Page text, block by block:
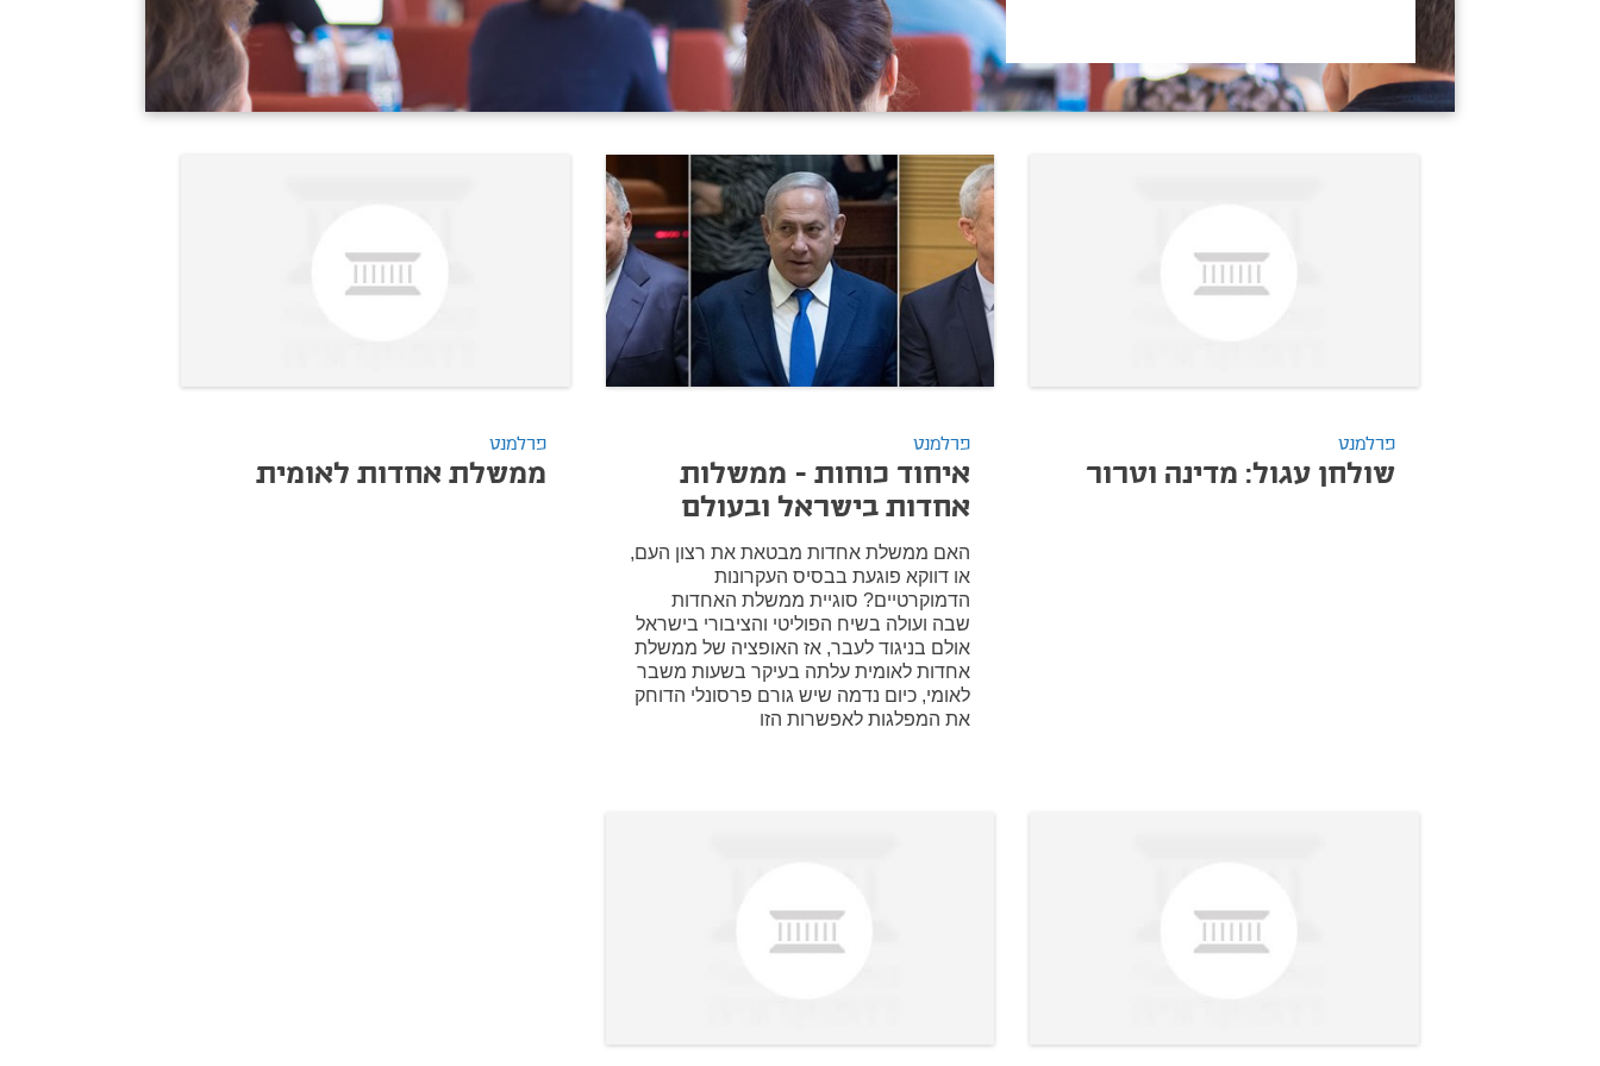
פרלמנט
שולחן עגול: מדינה וטרור
פרלמנט
איחוד כוחות - ממשלות
אחדות בישראל ובעולם
האם ממשלת אחדות מבטאת את רצון העם,
או דווקא פוגעת בבסיס העקרונות
הדמוקרטיים? סוגיית ממשלת האחדות
שבה ועולה בשיח הפוליטי והציבורי בישראל
אולם בניגוד לעבר, אז האופציה של ממשלת
אחדות לאומית עלתה בעיקר בשעות משבר
לאומי, כיום נדמה שיש גורם פרסונלי הדוחק
את המפלגות לאפשרות הזו
פרלמנט
ממשלת אחדות לאומית